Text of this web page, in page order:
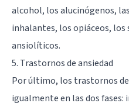
alcohol, los alucinógenos,
inhalantes, los opiáceos,
ansiolíticos.
5. Trastornos de ansiedad
Por último, los trastornos
igualmente en las dos